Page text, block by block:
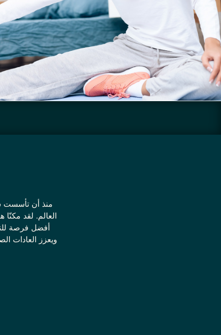
العالم. لقد
أفضل فرصة
ويعزز العادات